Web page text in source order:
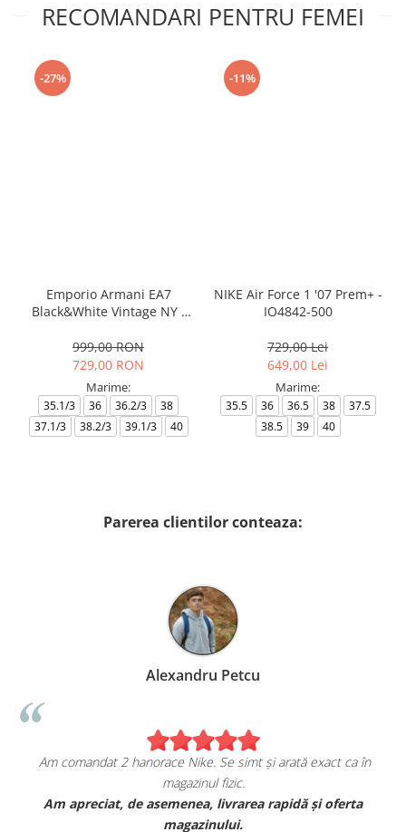
RECOMANDARI PENTRU FEMEI
-27%
Emporio Armani EA7
Black&White Vintage NY -
999,00 RON
729,00 RON
Marime:
35.1/3 36 36.2/3
38
37.1/3
38.2/3 39.1/3 40
-11%
NIKE Air Force 1 '07 Prem+ -
IO4842-500
729,00 Lei
649,00 Lei
Marime:
35.5 36 36.5 38
37.5
38.5
39 40
Parerea clientilor conteaza:
Alexandru Petcu
Am comandat 2 hanorace Nike. Se simt și arată exact ca în
magazinul fizic.
Am apreciat, de asemenea, livrarea rapidă și oferta
magazinului.